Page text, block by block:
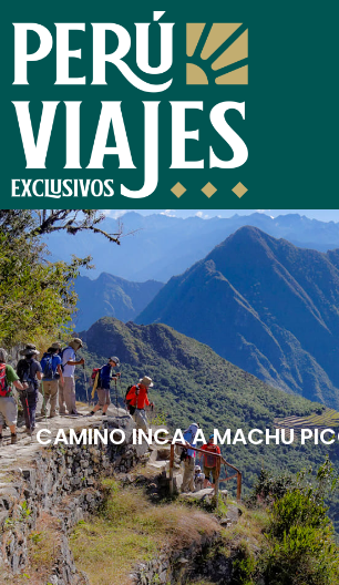
contenido
CAMINO INCA A MACHU